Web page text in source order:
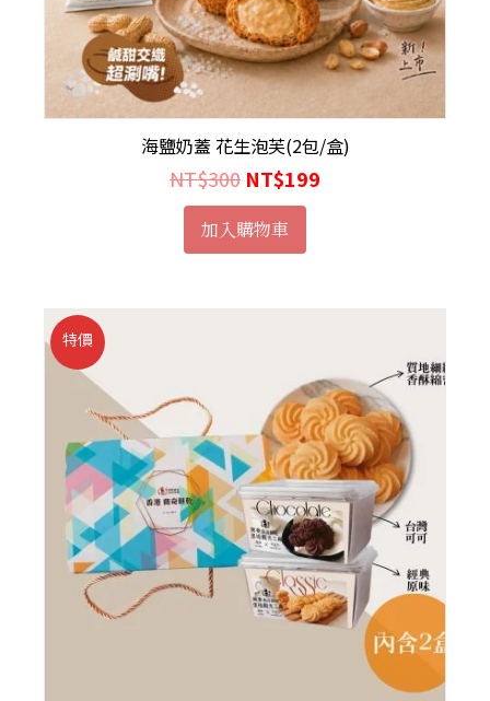
海鹽奶蓋 花生泡芙(2包/盒)
NT$300 NT$199
加入購物車
特價